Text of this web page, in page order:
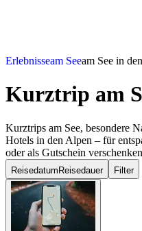
Erlebnisseam Seeam See in
Kurztrip am
Kurztrips am See, besondere
Hotels in den Alpen – für
oder als Gutschein
Reisedatum Reisedauer Filter